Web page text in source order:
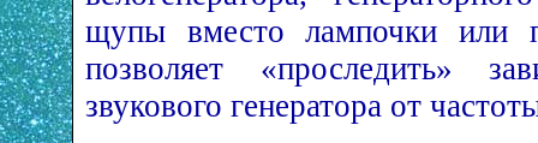
щупы вместо лампочки или
позволяет «проследить»
звукового генератора от